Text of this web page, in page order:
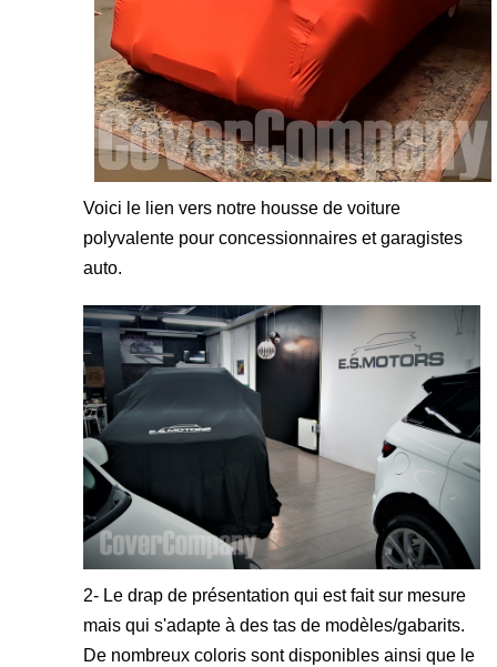
Voici le lien vers notre housse de voiture
polyvalente pour concessionnaires et garagistes
auto.
2- Le drap de présentation qui est fait sur mesure
mais qui s'adapte à des tas de modèles/gabarits.
De nombreux coloris sont disponibles ainsi que le